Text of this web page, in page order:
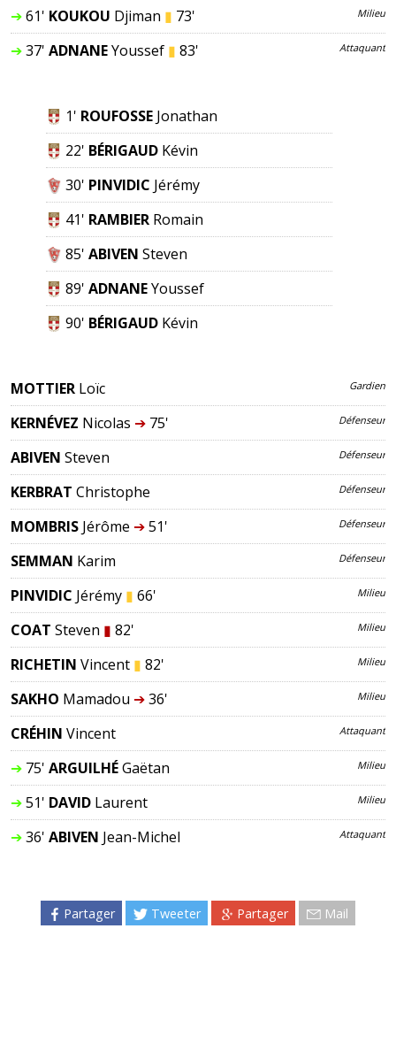
➔61' KOUKOU Djiman ▮ 73' Milieu
➔37' ADNANEYoussef ▮ 83' Attaquant
1' ROUFOSSE Jonathan
22' BÉRIGAUD Kévin
30' PINVIDIC Jérémy
41' RAMBIER Romain
85' ABIVEN Steven
89' ADNANEYoussef
90' BÉRIGAUD Kévin
MOTTIER Loïc Gardien
KERNÉVEZ Nicolas ➔75' Défenseur
ABIVEN Steven Défenseur
KERBRAT Christophe Défenseur
MOMBRIS Jérôme ➔51' Défenseur
SEMMAN Karim Défenseur
PINVIDIC Jérémy ▮ 66' Milieu
COAT Steven ▮ 82' Milieu
RICHETIN Vincent ▮ 82' Milieu
SAKHO Mamadou ➔36' Milieu
CRÉHIN Vincent Attaquant
➔75' ARGUILHÉGaëtan Milieu
➔51' DAVID Laurent Milieu
➔36' ABIVEN Jean-Michel Attaquant
Partager Tweeter Partager Mail